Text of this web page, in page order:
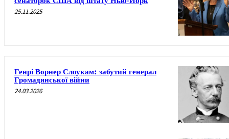
25.11.2025
Генрі Ворнер Слоукам: забутий генерал
Громадянської війни
24.03.2026